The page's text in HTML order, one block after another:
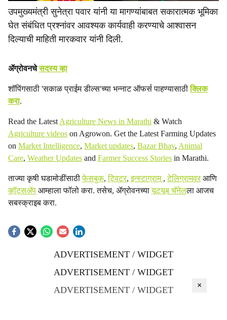
उपमुख्यमंत्री सुनेत्रा पवार यांनी या मागण्यांबाबत सकारात्मक भूमिका
घेत संबंधित प्रश्नांवर आवश्यक कार्यवाही करण्याचे आश्वासन
दिल्याची माहिती मारकवार यांनी दिली.
ॲग्रोवनचेसदस्य व्हा
शॉपिंगसाठी 'सकाळ प्राईम डील्स'च्या भन्नाट ऑफर्स पाहण्यासाठीक्लिक
करा.
Read the Latest Agriculture News in Marathi & Watch
Agriculture videos on Agrowon. Get the Latest Farming Updates
on Market Intelligence, Market updates, Bazar Bhav, Animal
Care, Weather Updates and Farmer Success Stories in Marathi.
ताज्या कृषी घडामोडींसाठीफेसबुक,ट्विटर,इन्स्टाग्राम ,टेलिग्रामवरआणि
व्हॉट्सॲप आम्हाला फॉलो करा. तसेच, ॲग्रोवनच्यायूट्यूब चॅनेलला आजच
सबस्क्राइब करा.
ADVERTISEMENT / WIDGET
ADVERTISEMENT / WIDGET
ADVERTISEMENT / WIDGET
×